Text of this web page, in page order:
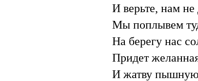
И верьте, нам не
Мы поплывем
На берегу нас
Придет
И жатву пышную